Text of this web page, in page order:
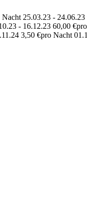
25.03.23 -
- 16.12.23 60,00
3,50 €pro Nacht